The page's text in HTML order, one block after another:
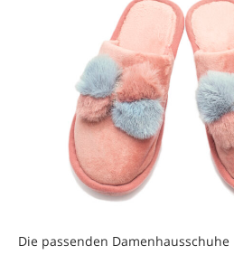
Die passenden